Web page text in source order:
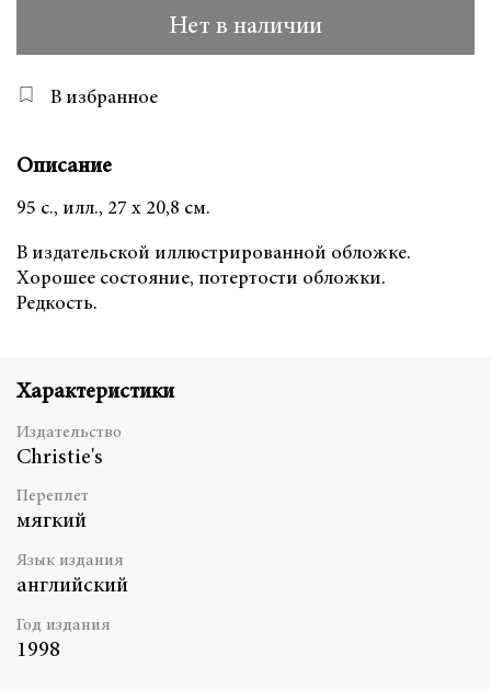
Нет в наличии
В избранное
Описание
95 с., илл., 27 х 20,8 см.
В издательской иллюстрированной обложке.
Хорошее состояние, потертости обложки.
Редкость.
Характеристики
Издательство
Christie's
Переплет
мягкий
Язык издания
английский
Год издания
1998